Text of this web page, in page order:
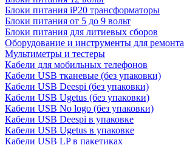
Блоки питания iP20 трансформаторы
Блоки питания от 5 до 9 вольт
Блоки питания для литиевых сборов
Оборудование и инструменты для ремонта
Мультиметры и тестеры
Кабели для мобильных телефонов
Кабели USB тканевые (без упаковки)
Кабели USB Deespi (без упаковки)
Кабели USB Ugetus (без упаковки)
Кабели USB No logo (без упаковки)
Кабели USB Deespi в упаковке
Кабели USB Ugetus в упаковке
Кабели USB LP в пакетиках